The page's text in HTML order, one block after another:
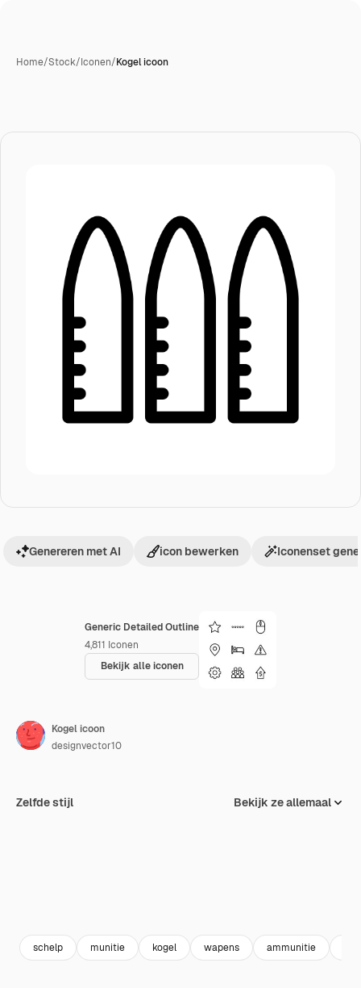
Home/Stock/Iconen/Kogel icoon
Generic Detailed Outline
4,811 Iconen
Bekijk alle iconen
Genereren met AI icon bewerken Iconenset
Kogel icoon
designvector10
Zelfde stijl Bekijk ze allemaal
schelp munitie kogel wapens ammunitie